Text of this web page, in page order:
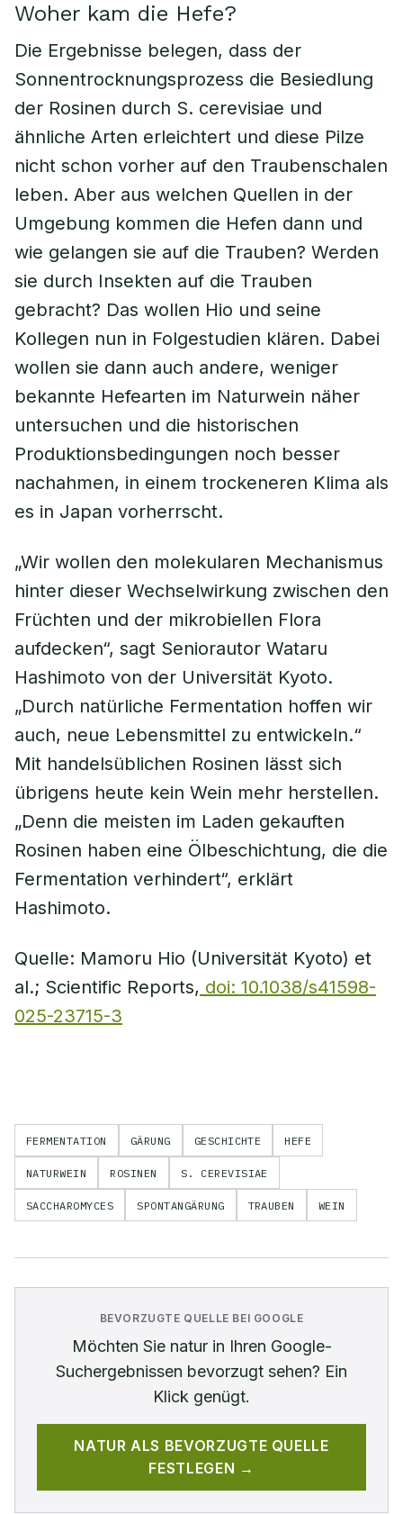
Woher kam die Hefe?
Die Ergebnisse belegen, dass der
Sonnentrocknungsprozess die Besiedlung
der Rosinen durch S. cerevisiae und
ähnliche Arten erleichtert und diese Pilze
nicht schon vorher auf den Traubenschalen
leben. Aber aus welchen Quellen in der
Umgebung kommen die Hefen dann und
wie gelangen sie auf die Trauben? Werden
sie durch Insekten auf die Trauben
gebracht? Das wollen Hio und seine
Kollegen nun in Folgestudien klären. Dabei
wollen sie dann auch andere, weniger
bekannte Hefearten im Naturwein näher
untersuchen und die historischen
Produktionsbedingungen noch besser
nachahmen, in einem trockeneren Klima als
es in Japan vorherrscht.
„Wir wollen den molekularen Mechanismus
hinter dieser Wechselwirkung zwischen den
Früchten und der mikrobiellen Flora
aufdecken“, sagt Seniorautor Wataru
Hashimoto von der Universität Kyoto.
„Durch natürliche Fermentation hoffen wir
auch, neue Lebensmittel zu entwickeln.“
Mit handelsüblichen Rosinen lässt sich
übrigens heute kein Wein mehr herstellen.
„Denn die meisten im Laden gekauften
Rosinen haben eine Ölbeschichtung, die die
Fermentation verhindert“, erklärt
Hashimoto.
Quelle: Mamoru Hio (Universität Kyoto) et
al.; Scientific Reports, doi: 10.1038/s41598-
025-23715-3
FERMENTATION GÄRUNG GESCHICHTE HEFE
NATURWEIN ROSINEN S. CEREVISIAE
SACCHAROMYCES SPONTANGÄRUNG TRAUBEN WEIN
BEVORZUGTE QUELLE BEI GOOGLE
Möchten Sie naturin Ihren Google-
Suchergebnissen bevorzugt sehen? Ein
Klick genügt.
NATUR ALS BEVORZUGTE QUELLE
FESTLEGEN →